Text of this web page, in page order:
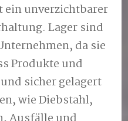
ein unverzichtbarer
Lager sind
da sie
Produkte und
sicher gelagert
wie Diebstahl,